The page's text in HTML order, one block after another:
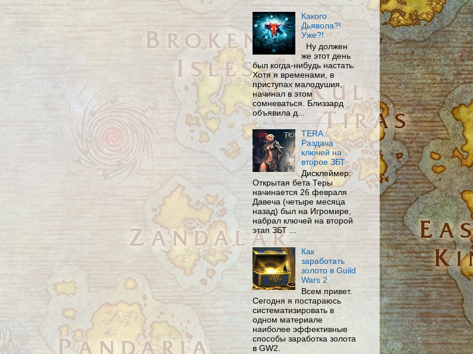
Какого
Дьявола?!
Уже?!
Ну должен
же этот день
был когда-нибудь настать.
Хотя я временами, в
приступах малодушия,
начинал в этом
сомневаться. Близзард
объявила д...
TERA:
Раздача
ключей на
второе ЗБТ
Дисклеймер:
Открытая бета Теры
начинается 26 февраля
Давеча (четыре месяца
назад) был на Игромире,
набрал ключей на второй
этап ЗБТ ...
Как
заработать
золото в Guild
Wars 2
Всем привет.
Сегодня я постараюсь
систематизировать в
одном материале
наиболее эффективные
способы заработка золота
в GW2.